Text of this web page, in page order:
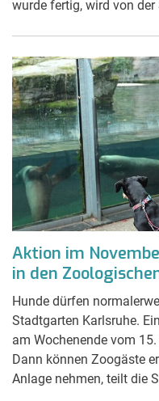
wurde fertig, wird von
Aktion im
in den
Hunde dürfen
Stadtgarten Karlsruhe.
am Wochenende vom
Dann können Zoogäste
Anlage nehmen, teilt die